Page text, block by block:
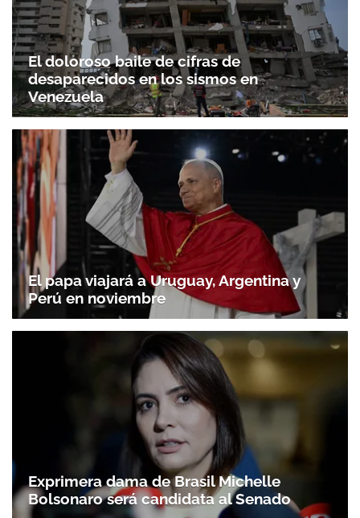
El doloroso baile de cifras de
desaparecidos en los sismos en
Venezuela
El papa viajará a Uruguay, Argentina y
Perú en noviembre
Exprimera dama de Brasil Michelle
Bolsonaro será candidata al Senado